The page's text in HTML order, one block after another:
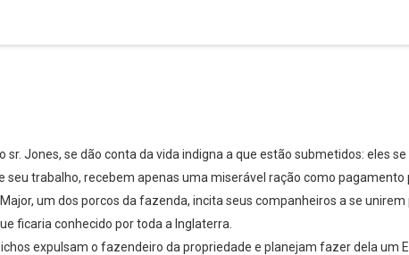
sr. Jones, se dão conta da vida indigna a que estão submetidos: eles
trabalho, recebem apenas uma miserável ração como pagamento
um dos porcos da fazenda, incita seus companheiros a se
ficaria conhecido por toda a Inglaterra.
expulsam o fazendeiro da propriedade e planejam fazer dela um